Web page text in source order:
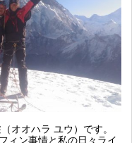
オオハラ ユウ）です。
ィン事情と私の日々ライ